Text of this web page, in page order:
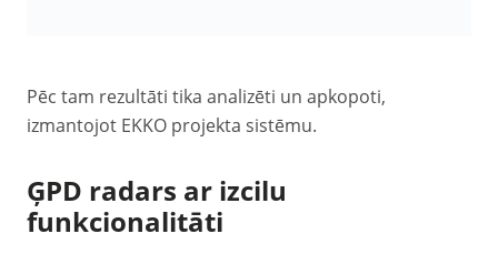
Pēc tam rezultāti tika analizēti un apkopoti,
izmantojot EKKO projekta sistēmu.
ĢPD radars ar izcilu
funkcionalitāti